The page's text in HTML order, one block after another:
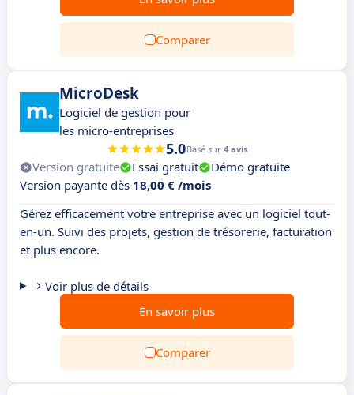
Comparer
MicroDesk
Logiciel de gestion pour
les micro-entreprises
5.0Basé sur 4 avis
Version gratuite Essai gratuit
Démo gratuite
Version payante dès 18,00 € /mois
Gérez efficacement votre entreprise avec un logiciel tout-
en-un. Suivi des projets, gestion de trésorerie, facturation
et plus encore.
Voir plus de détails
En savoir plus
Comparer